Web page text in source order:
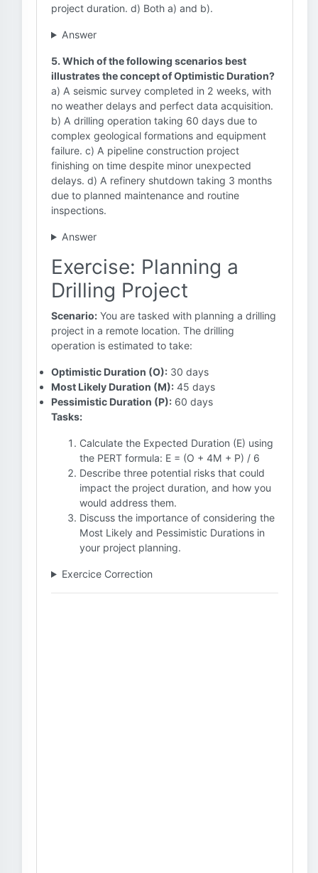
project duration. d) Both a) and b).
Answer
5. Which of the following scenarios best
illustrates the concept of Optimistic Duration?
a) A seismic survey completed in 2 weeks, with
no weather delays and perfect data acquisition.
b) A drilling operation taking 60 days due to
complex geological formations and equipment
failure. c) A pipeline construction project
finishing on time despite minor unexpected
delays. d) A refinery shutdown taking 3 months
due to planned maintenance and routine
inspections.
Answer
Exercise: Planning a
Drilling Project
Scenario: You are tasked with planning a drilling
project in a remote location. The drilling
operation is estimated to take:
Optimistic Duration (O): 30 days
Most Likely Duration (M): 45 days
Pessimistic Duration (P): 60 days
Tasks:
Calculate the Expected Duration (E) using
the PERT formula: E = (O + 4M + P) / 6
Describe three potential risks that could
impact the project duration, and how you
would address them.
Discuss the importance of considering the
Most Likely and Pessimistic Durations in
your project planning.
Exercice Correction